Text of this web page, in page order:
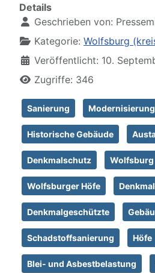
Details
Geschrieben von:
Kategorie: Wolfsburg
Veröffentlicht: 10.
Zugriffe: 346
Sanierung Modernisierung
Historische Gebäude
Denkmalschutz Wolfsburg
Wolfsburger Höfe
Denkmalgeschützte
Schadstoffsanierung Höfe
Blei- und Asbestbelastung